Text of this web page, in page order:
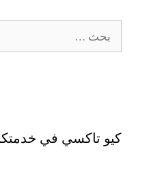
كيو تاكسي في